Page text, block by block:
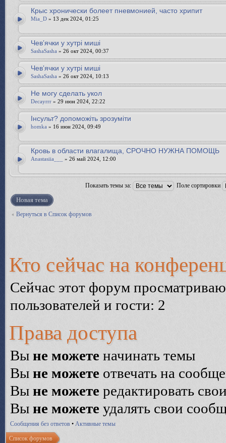
Крыс хронически болеет пневмонией, часто хрипит
Mia_D » 13 дек 2024, 01:25
Чевʼячки у хутрі миші
SashaSasha » 26 окт 2024, 00:37
Чевʼячки у хутрі миші
SashaSasha » 26 окт 2024, 10:13
Не могу сделать укол
Decayrrr » 29 июн 2024, 22:22
Інсульт? допоможіть зрозуміти
homka » 16 июн 2024, 09:49
Кровь в области влагалища, СРОЧНО НУЖНА ПОМОЩЬ
Anastasiia___ » 26 май 2024, 12:00
Показать темы за: Поле сортировки
Новая тема
Вернуться в Список форумов
Кто сейчас на
Сейчас этот форум
пользователей и гости: 2
Права доступа
Вы не можете начинать темы
Вы не можете отвечать на
Вы не можете редактировать
Вы не можете удалять свои
Сообщения без ответов • Активные темы
Список форумов